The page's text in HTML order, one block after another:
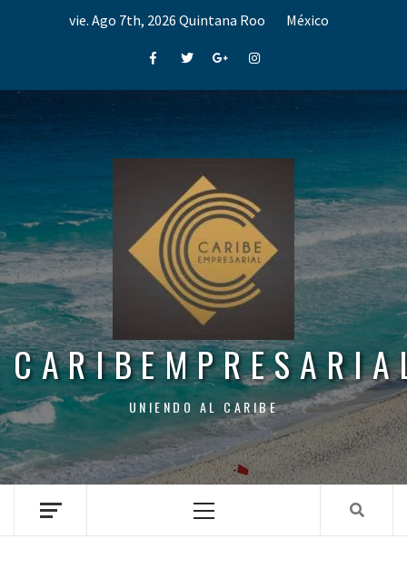
vie. Ago 7th, 2026 Quintana Roo México
FacebookTwitterGoogle+Instagram
UNIENDO AL CARIBE
Menu